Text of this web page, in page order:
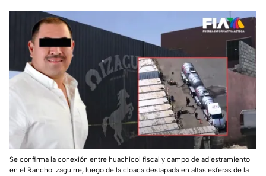
Se confirma la conexión entre huachicol fiscal y campo de adiestramiento
en el Rancho Izaguirre, luego de la cloaca destapada en altas esferas de la